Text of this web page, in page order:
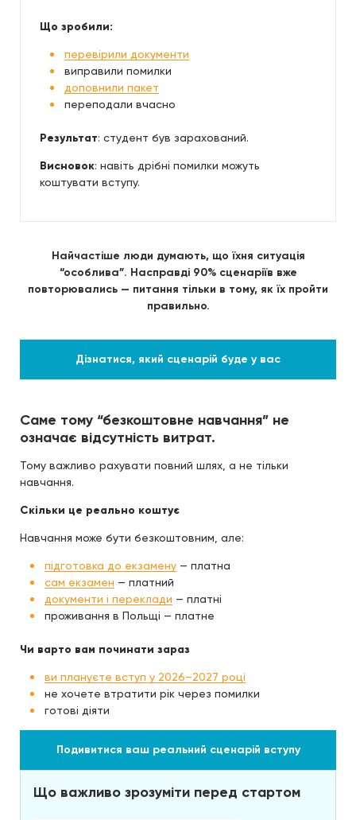
Що зробили:
перевірили документи
виправили помилки
доповнили пакет
переподали вчасно
Результат: студент був зарахований.
Висновок: навіть дрібні помилки можуть
коштувати вступу.
Найчастіше люди думають, що їхня ситуація
“особлива”. Насправді 90% сценаріїв вже
повторювались — питання тільки в тому, як їх пройти
правильно.
Дізнатися, який сценарій буде у вас
Саме тому “безкоштовне навчання” не
означає відсутність витрат.
Тому важливо рахувати повний шлях, а не тільки
навчання.
Скільки це реально коштує
Навчання може бути безкоштовним, але:
підготовка до екзамену — платна
сам екзамен — платний
документи і переклади — платні
проживання в Польщі — платне
Чи варто вам починати зараз
ви плануєте вступ у 2026–2027 році
не хочете втратити рік через помилки
готові діяти
Подивитися ваш реальний сценарій вступу
Що важливо зрозуміти перед стартом